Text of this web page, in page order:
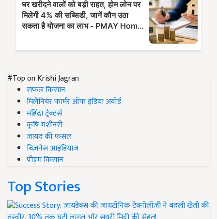
#Top on Krishi Jagran
सफल किसान
मिलेनियर फार्मर ऑफ इंडिया अवॉर्ड
महिंद्रा ट्रैक्टर्स
कृषि मशीनरी
जायद की फसल
बिज़नेस आइडियाज
पीएम किसान
Top Stories